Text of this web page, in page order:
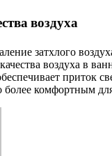
воздуха
затхлого
воздуха в
приток
более комфортным